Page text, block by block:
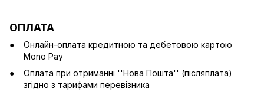
ОПЛАТА
Онлайн-оплата кредитною та дебетовою картою
Mono Pay
Оплата при отриманні ''Нова Пошта'' (післяплата)
згідно з тарифами перевізника